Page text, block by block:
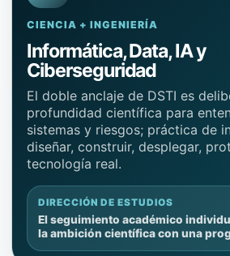
CIENCIA + INGENIERÍA
Informática, Data, IA y
Ciberseguridad
El doble anclaje de DSTI es
profundidad científica para
sistemas y riesgos; práctica de
diseñar, construir, desplegar,
tecnología real.
DIRECCIÓN DE ESTUDIOS
El seguimiento académico
la ambición científica con una